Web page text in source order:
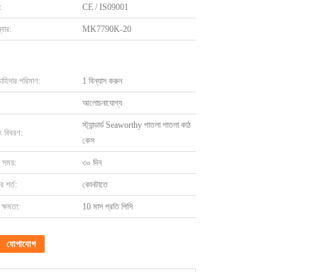
CE / IS09001
MK7790K-20
পরিমাণ: 1 বিন্যাস করুন
আলোচনাযোগ্য
বিবরণ:
স্ট্যান্ডার্ড Seaworthy পাতলা পাতলা কাঠ
কেস
সময়: ৩০ দিন
শর্ত: কোনটাতে
10 মাস প্রতি পিসি
যোগাযোগ